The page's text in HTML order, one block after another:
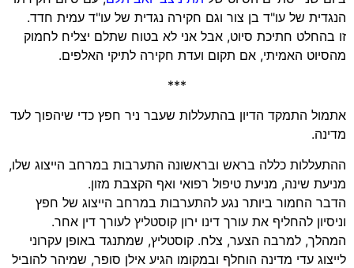
הנגדית של עו"ד בן צור וגם חקירה נגדית של עו"ד עמית חדד.
זו בהחלט חתיכת סיוט, אבל אני לא בטוח שתלם יצליח לחמוק
מהסיוט האמיתי, אם תקום ועדת חקירה לתיקי האלפים.
***
אתמול התמקד הדיון בהתעללות שעבר ניר חפץ כדי שיהפוך לעד
מדינה.
ההתעללות כללה בראש ובראשונה התערבות במרחב הייצוג שלו,
מניעת שינה, מניעת טיפול רפואי ואף הקצבת מזון.
הדבר החמור ביותר נגע להתערבות במרחב הייצוג של חפץ
וניסיון להחליף את עורך דינו ירון קוסטליץ לעורך דין אחר.
המהלך, למרבה הצער, צלח. קוסטליץ, שמתנגד באופן עקרוני
לייצוג עדי מדינה הוחלף ובמקומו הגיע אילן סופר, שמיהר להוביל